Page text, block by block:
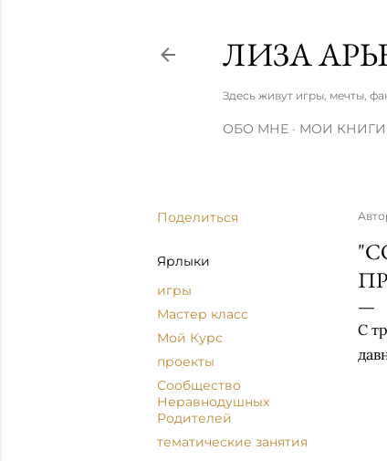
ЛИЗА
Здесь живут игры, мечты,
ОБО МНЕ МОИ КНИГИ
Поделиться
Ярлыки
игры
Мастер класс
Мой Курс
проекты
Сообщество
Неравнодушных
Родителей
тематические занятия
С